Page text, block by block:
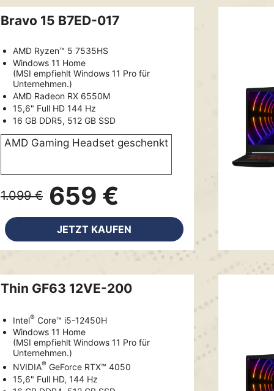
Bravo 15 B7ED-017
AMD Ryzen™ 5 7535HS
Windows 11 Home
(MSI empfiehlt Windows 11 Pro für
Unternehmen.)
AMD Radeon RX 6550M
15,6" Full HD 144 Hz
16 GB DDR5, 512 GB SSD
AMD Gaming Headset geschenkt
1.099 € 659 €
JETZT KAUFEN
Thin GF63 12VE-200
Intel® Core™ i5-12450H
Windows 11 Home
(MSI empfiehlt Windows 11 Pro für
Unternehmen.)
NVIDIA® GeForce RTX™ 4050
15,6" Full HD, 144 Hz